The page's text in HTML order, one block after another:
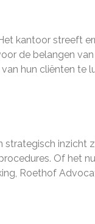
kantoor streeft
de belangen
hun cliënten te
strategisch
Of het
Roethof